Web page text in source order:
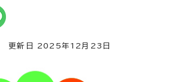
更新日 2025年12月23日